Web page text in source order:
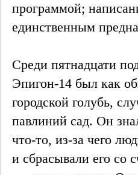
программой;
единственным
Среди пятнадцати
Эпигон-14 был как
городской голубь,
павлиний сад. Он
что-то, из-за чего
и сбрасывали его со